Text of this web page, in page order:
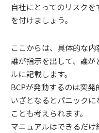
自社にとってのリスク
を付けましょう。
ここからは、具体的な内
誰が指示を出して、誰
ルに記載します。
BCPが発動するのは突発
いざとなるとパニック
ことも考えられます。
マニュアルはできるだ